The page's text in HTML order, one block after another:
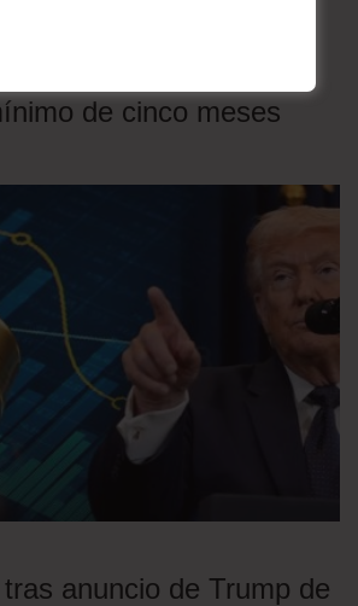
de petróleo de
25% y
de cinco meses
anuncio de Trump de